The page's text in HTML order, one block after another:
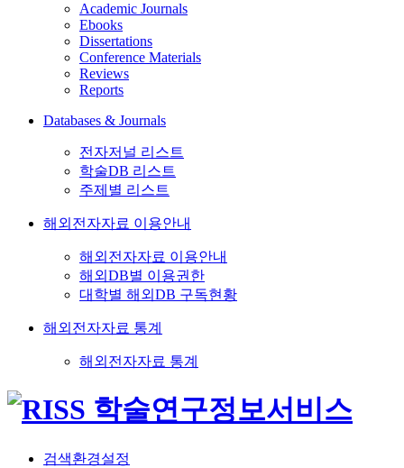
Academic Journals
Ebooks
Dissertations
Conference Materials
Reviews
Reports
Databases & Journals
전자저널 리스트
학술DB 리스트
주제별 리스트
해외전자자료 이용안내
해외전자자료 이용안내
해외DB별 이용권한
대학별 해외DB 구독현황
해외전자자료 통계
해외전자자료 통계
검색환경설정